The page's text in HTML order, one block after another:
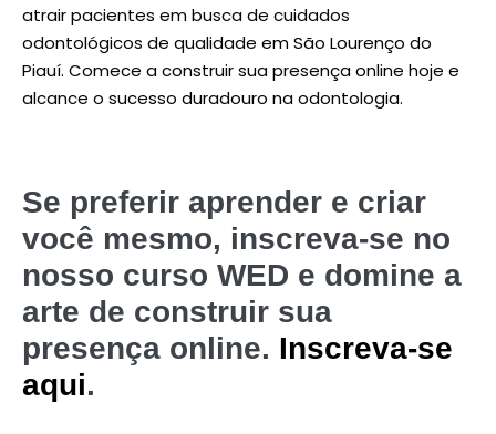
atrair pacientes em busca de cuidados
odontológicos de qualidade em São Lourenço do
Piauí. Comece a construir sua presença online hoje e
alcance o sucesso duradouro na odontologia.
Se preferir aprender e criar
você mesmo, inscreva-se no
nosso curso WED e domine a
arte de construir sua
presença online. Inscreva-se
aqui.